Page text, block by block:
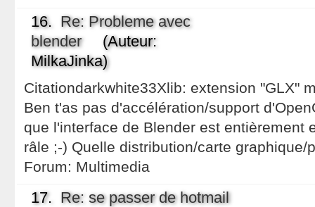
16. Re: Probleme avec
blender(Auteur:
MilkaJinka)
Citationdarkwhite33Xlib: extension "GLX"
Ben t'as pas d'accélération/support
que l'interface de Blender est entièrement
râle ;-) Quelle distribution/carte graphique/
Forum: Multimedia
17. Re: se passer de hotmail